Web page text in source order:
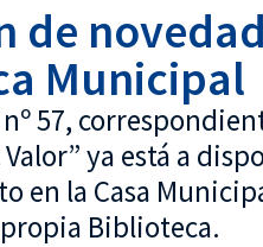
de
Municipal
57,
ya está a
en la Casa
propia Biblioteca.